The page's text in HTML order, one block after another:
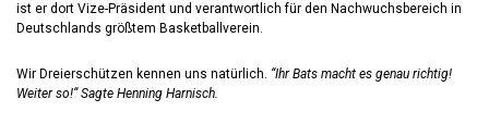
ist er dort Vize-Präsident und verantwortlich für den Nachwuchsbereich in
Deutschlands größtem Basketballverein.
Wir Dreierschützen kennen uns natürlich. “Ihr Bats macht es genau richtig!
Weiter so!“ Sagte Henning Harnisch.